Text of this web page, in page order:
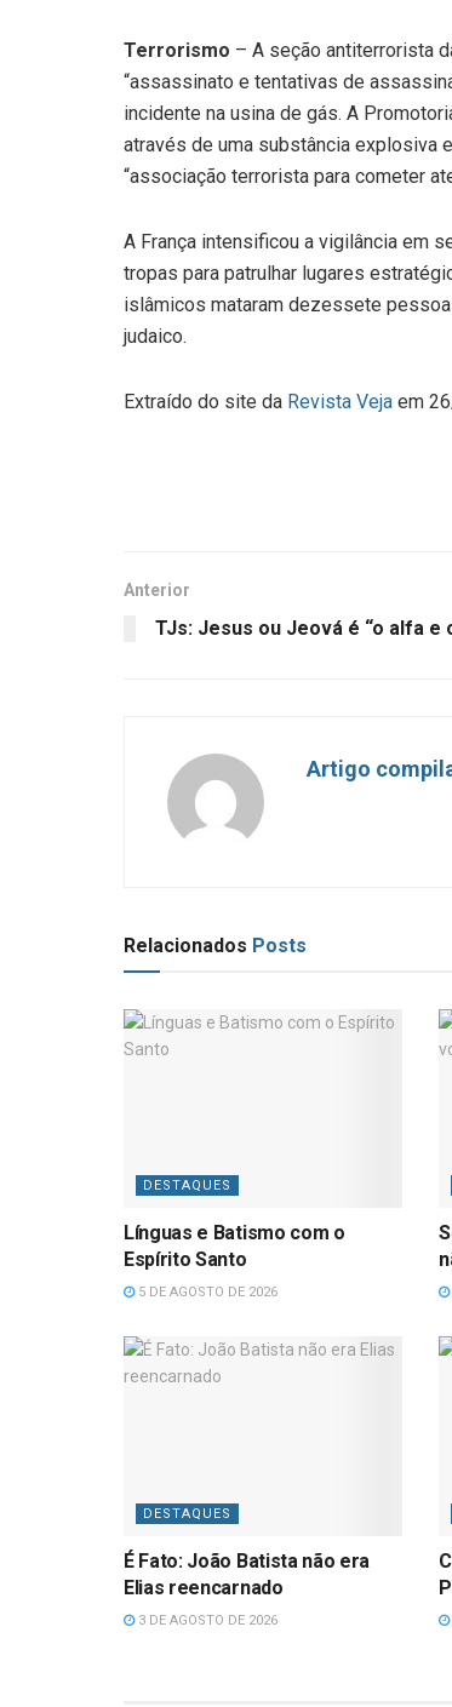
Terrorismo – A seção antiterrorista
“assassinato e tentativas de
incidente na usina de gás. A
através de uma substância explosiva
“associação terrorista para cometer
A França intensificou a vigilância em
tropas para patrulhar lugares
islâmicos mataram dezessete
judaico.
Extraído do site da Revista Veja em
Anterior
TJs: Jesus ou Jeová é “o alfa e
Artigo
Relacionados Posts
DESTAQUES
Línguas e Batismo com o
Espírito Santo
5 DE AGOSTO DE 2026
DESTAQUES
É Fato: João Batista não era
Elias reencarnado
3 DE AGOSTO DE 2026